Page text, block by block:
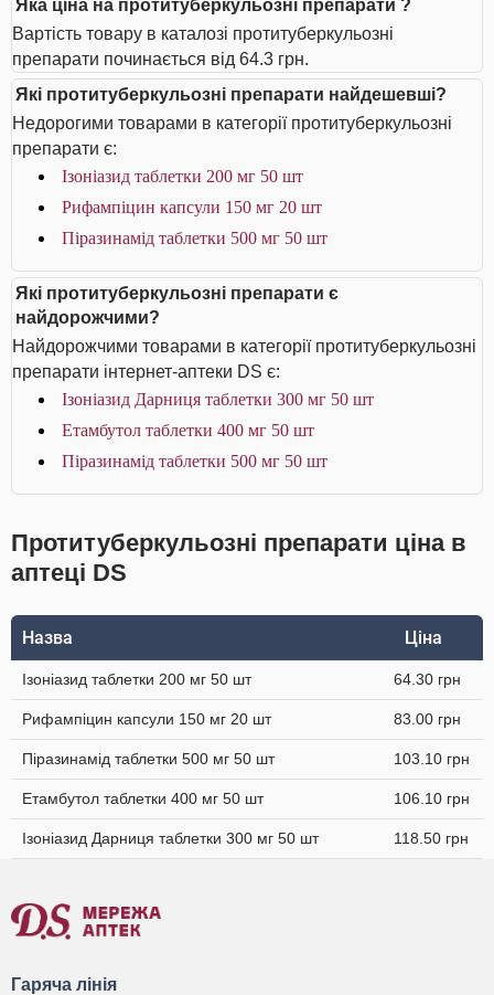
Яка ціна на протитуберкульозні препарати ?
Вартість товару в каталозі протитуберкульозні
препарати починається від 64.3 грн.
Які протитуберкульозні препарати найдешевші?
Недорогими товарами в категорії протитуберкульозні
препарати є:
Ізоніазид таблетки 200 мг 50 шт
Рифампіцин капсули 150 мг 20 шт
Піразинамід таблетки 500 мг 50 шт
Які протитуберкульозні препарати є
найдорожчими?
Найдорожчими товарами в категорії протитуберкульозні
препарати інтернет-аптеки DS є:
Ізоніазид Дарниця таблетки 300 мг 50 шт
Етамбутол таблетки 400 мг 50 шт
Піразинамід таблетки 500 мг 50 шт
Протитуберкульозні препарати ціна в
аптеці DS
Назва Ціна
Ізоніазид таблетки 200 мг 50 шт 64.30 грн
Рифампіцин капсули 150 мг 20 шт 83.00 грн
Піразинамід таблетки 500 мг 50 шт 103.10 грн
Етамбутол таблетки 400 мг 50 шт 106.10 грн
Ізоніазид Дарниця таблетки 300 мг 50 шт 118.50 грн
Гаряча лінія